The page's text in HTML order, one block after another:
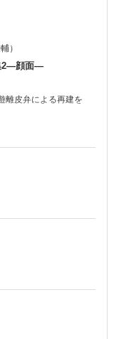
膚潰瘍の1例 （山本將史
患者の皮膚伸展性を利用
希ほか）
）
2―顔面―
離皮弁による再建を
皮弁による再建術
の1例 （武田玲伊
階的塞栓硬化療法
細川 亙）
ンスSeason